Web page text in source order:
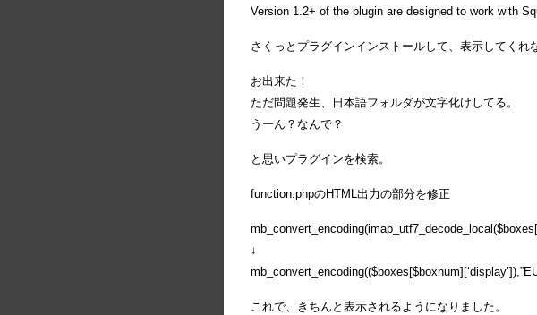
Version 1.2+ of the plugin are designed to work with
さくっとプラグインインストールして、表示してくれ
お出来た！
ただ問題発生、日本語フォルダが文字化けしてる。
うーん？なんで？
と思いプラグインを検索。
function.phpのHTML出力の部分を修正
↓
これで、きちんと表示されるようになりました。